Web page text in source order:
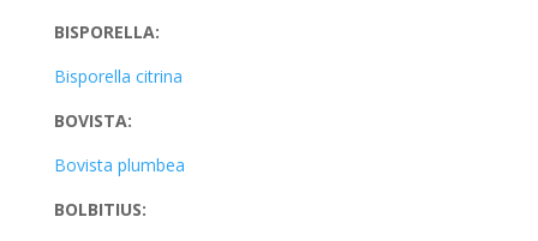
BISPORELLA:
Bisporella citrina
BOVISTA:
Bovista plumbea
BOLBITIUS: